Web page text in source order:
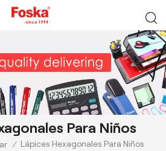
Para Niños
/ Lápices Hexagonales Para Niños